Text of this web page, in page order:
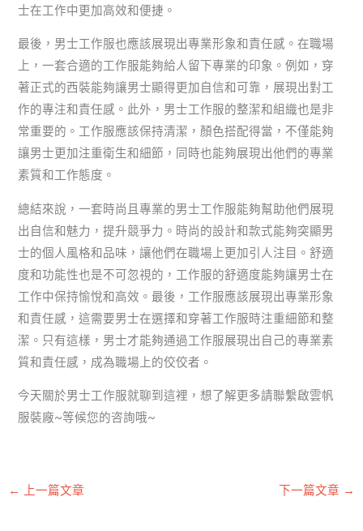
士在工作中更加高效和便捷。
最後，男士工作服也應該展現出專業形象和責任感。在職場
上，一套合適的工作服能夠給人留下專業的印象。例如，穿
著正式的西裝能夠讓男士顯得更加自信和可靠，展現出對工
作的專注和責任感。此外，男士工作服的整潔和組織也是非
常重要的。工作服應該保持清潔，顏色搭配得當，不僅能夠
讓男士更加注重衛生和細節，同時也能夠展現出他們的專業
素質和工作態度。
總結來說，一套時尚且專業的男士工作服能夠幫助他們展現
出自信和魅力，提升競爭力。時尚的設計和款式能夠突顯男
士的個人風格和品味，讓他們在職場上更加引人注目。舒適
度和功能性也是不可忽視的，工作服的舒適度能夠讓男士在
工作中保持愉悅和高效。最後，工作服應該展現出專業形象
和責任感，這需要男士在選擇和穿著工作服時注重細節和整
潔。只有這樣，男士才能夠通過工作服展現出自己的專業素
質和責任感，成為職場上的佼佼者。
今天關於男士工作服就聊到這裡，想了解更多請聯繫啟雲帆
服裝廠~等候您的咨詢哦~
← 上一篇文章 下一篇文章 →